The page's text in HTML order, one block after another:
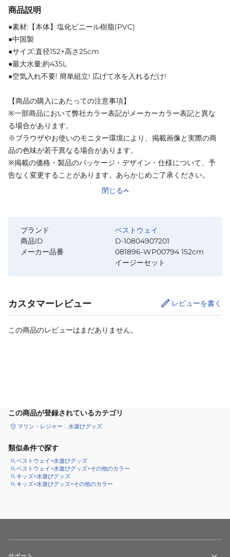
商品説明
●素材:【本体】塩化ビニール樹脂(PVC)
●中国製
●サイズ:直径152×高さ25cm
●最大水量:約435L
●空気入れ不要! 簡単組立! 広げて水を入れるだけ!
【商品の購入にあたっての注意事項】
※一部商品において弊社カラー表記がメーカーカラー表記と異な
る場合があります。
※ブラウザやお使いのモニター環境により、掲載画像と実際の商
品の色味が若干異なる場合があります。
※掲載の価格・製品のパッケージ・デザイン・仕様について、予
告なく変更することがあります。あらかじめご了承ください。
閉じる
ブランド
ベストウェイ
商品ID
D-10804907201
メーカー品番
081896-WP00794 152cm
イージーセット
カスタマーレビュー レビューを書く
この商品のレビューはまだありません。
この商品が登録されているカテゴリ
マリン・レジャー 水遊びグッズ
類似条件で探す
ベストウェイ×水遊びグッズ
ベストウェイ×水遊びグッズ×その他のカラー
キッズ×水遊びグッズ
キッズ×水遊びグッズ×その他のカラー